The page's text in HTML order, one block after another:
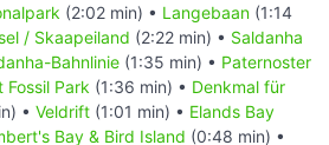
(2:02 min) • Langebaan (1:14
/ Skaapeiland (2:22 min) • Saldanha
Bahnlinie (1:35 min) • Paternoster
Fossil Park (1:36 min) • Denkmal für
• Veldrift (1:01 min) • Elands Bay
Bay & Bird Island (0:48 min) •